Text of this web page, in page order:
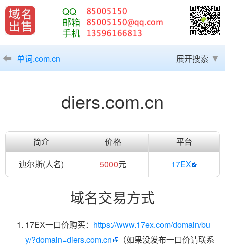
QQ
邮箱
手机
单词.com.cn 展开搜索
diers.com.cn
简介 价格
平台
迪尔斯(人名)
5000元 17EX
域名交易方式
17EX一口价购买： https://www.17ex.com/domain/bu
y/?domain=diers.com.cn
（如果没发布一口价请联系